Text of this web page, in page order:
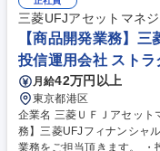
山梨の現場に配属となりま
造技能職・マネジメント等への
05山梨【製造エンジニア
三菱UFJアセットマネ
【商品開発業務】
投信運用会社 ストラ
月給42万円以上
東京都港区
企業名 三菱ＵＦＪアセットマネジメン
務】三菱UFJフィナンシャルG/国内
業務をご担当頂きます。 ・投資信託（公募・私募・外国籍含む）ならびに